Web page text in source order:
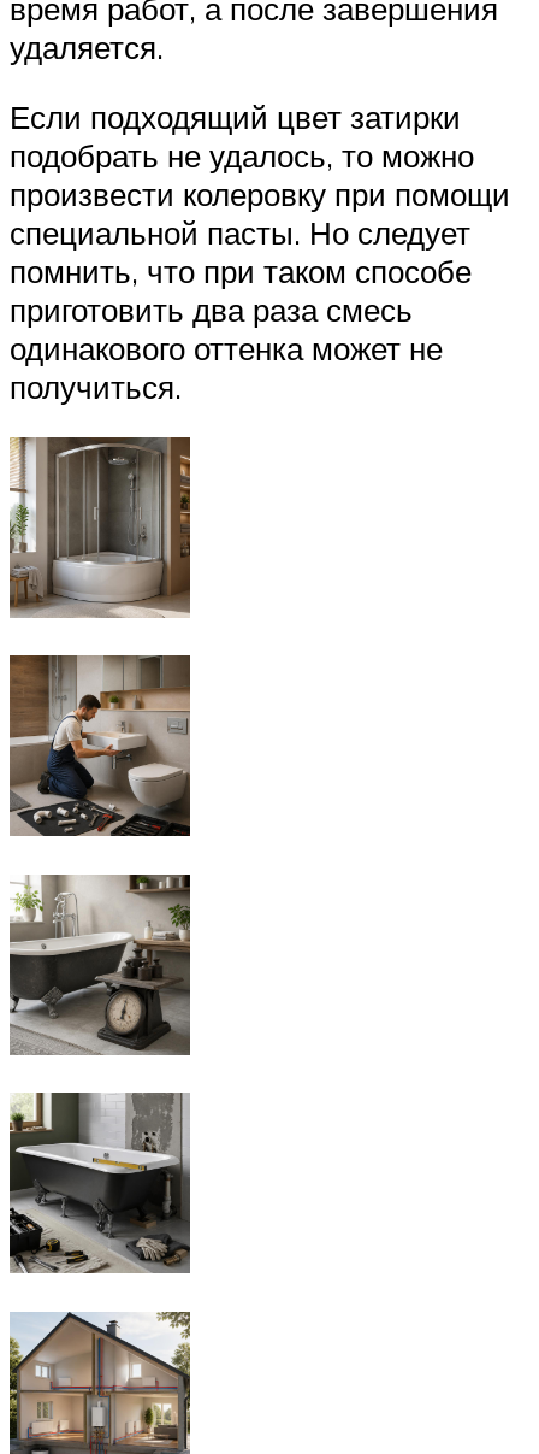
время работ, а после завершения
удаляется.
Если подходящий цвет затирки
подобрать не удалось, то можно
произвести колеровку при помощи
специальной пасты. Но следует
помнить, что при таком способе
приготовить два раза смесь
одинакового оттенка может не
получиться.